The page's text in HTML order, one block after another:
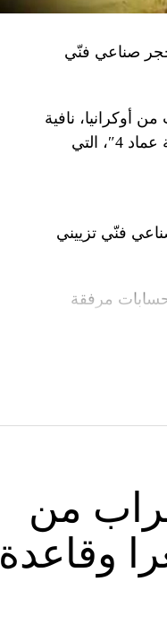
تصميم لحجر صناعي فنّي
أخذت من أوكرانيا، نافية
المزاعم المتداولة حول صورة “ملتقطة داخل أنفاق “الحزب” في منشأته العسكرية عماد 4″، التي
فنّي تزييني
مرفقة
في “الحزب” عماد مغنية الذي
من
وقاعدة